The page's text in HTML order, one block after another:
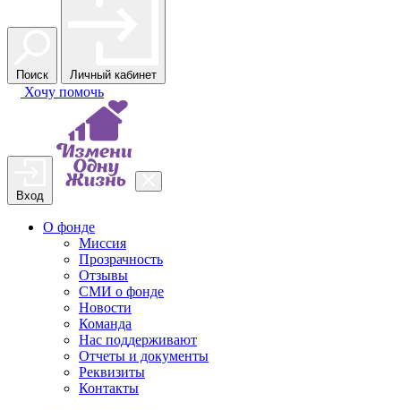
Поиск Личный кабинет
Хочу помочь
Вход
О фонде
Миссия
Прозрачность
Отзывы
СМИ о фонде
Новости
Команда
Нас поддерживают
Отчеты и документы
Реквизиты
Контакты